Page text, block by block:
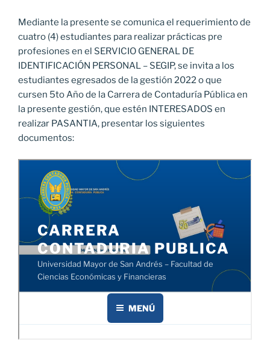
Mediante la presente se comunica el requerimiento de
cuatro (4) estudiantes para realizar prácticas pre
profesiones en el SERVICIO GENERAL DE
IDENTIFICACIÓN PERSONAL – SEGIP, se invita a los
estudiantes egresados de la gestión 2022 o que
cursen 5to Año de la Carrera de Contaduría Pública en
la presente gestión, que estén INTERESADOS en
realizar PASANTIA, presentar los siguientes
documentos: